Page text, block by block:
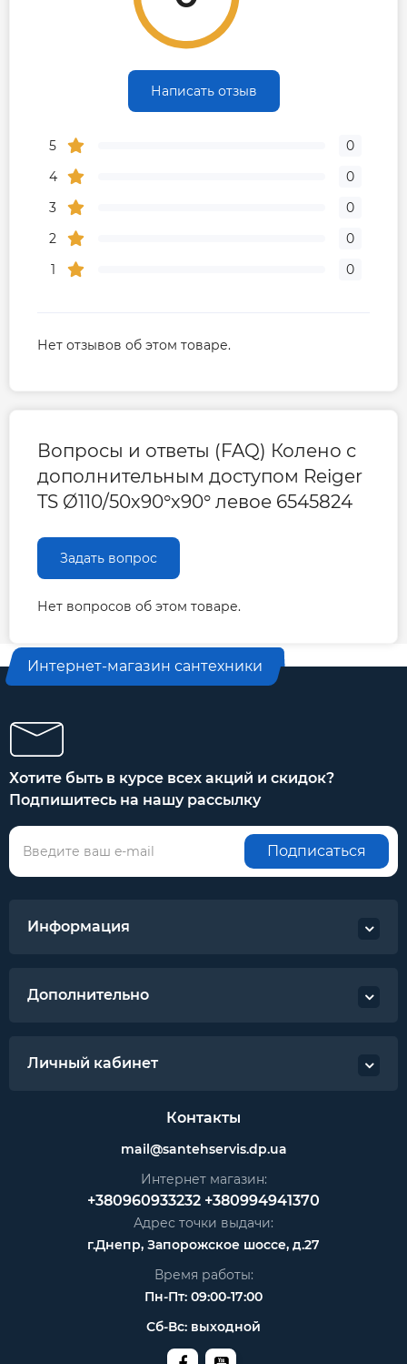
Написать отзыв
5
0
4
0
3
0
2
0
1
0
Нет отзывов об этом товаре.
Вопросы и ответы (FAQ) Колено с
дополнительным доступом Reiger
TS Ø110/50х90°х90° левое 6545824
Задать вопрос
Нет вопросов об этом товаре.
Интернет-магазин сантехники
Хотите быть в курсе всех акций и скидок?
Подпишитесь на нашу рассылку
Подписаться
Информация
Дополнительно
Личный кабинет
Контакты
mail@santehservis.dp.ua
Интернет магазин:
+380960933232 +380994941370
Адрес точки выдачи:
г.Днепр, Запорожское шоссе, д.27
Время работы:
Пн-Пт: 09:00-17:00
Сб-Вс: выходной